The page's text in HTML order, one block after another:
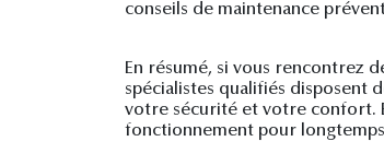
conseils de maintenance
En résumé, si vous rencontrez
spécialistes qualifiés disposent
votre sécurité et votre confort.
fonctionnement pour